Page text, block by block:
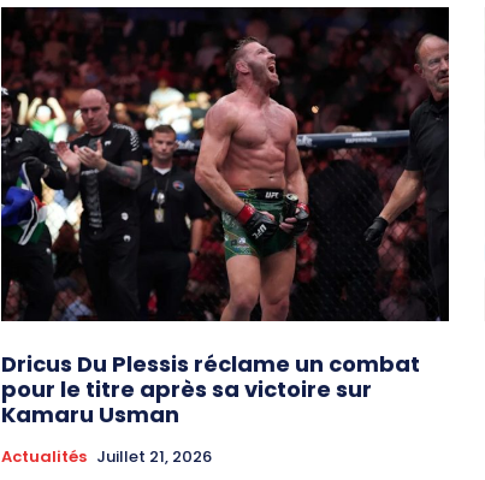
Dricus Du Plessis réclame un combat
pour le titre après sa victoire sur
Kamaru Usman
Actualités Juillet 21, 2026